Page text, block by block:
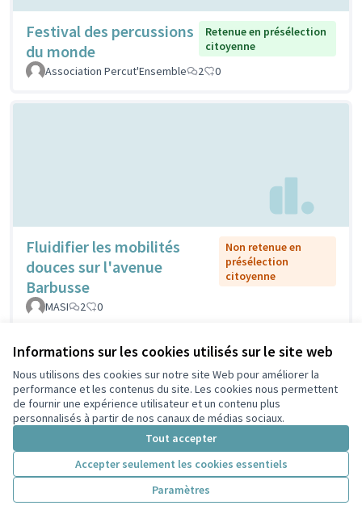
Informations sur les cookies utilisés sur le site web
Nous utilisons des cookies sur notre site Web pour améliorer la
performance et les contenus du site. Les cookies nous permettent
de fournir une expérience utilisateur et un contenu plus
personnalisés à partir de nos canaux de médias sociaux.
Tout accepter
Accepter seulement les cookies essentiels
Paramètres
Festival des percussions
du monde
Retenue en présélection
citoyenne
Association Percut'Ensemble
2 0
Fluidifier les mobilités
douces sur l'avenue
Barbusse
Non retenue en
présélection
citoyenne
MASI 2 0
Fontaines
publiques
Retenue en présélection
citoyenne